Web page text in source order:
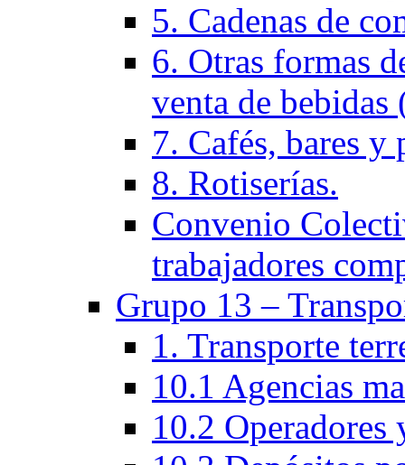
5. Cadenas de
6. Otras formas
venta de bebidas
7. Cafés, bares y
8. Rotiserías.
Convenio
trabajadores
Grupo 13 –
1. Transporte
10.1 Agencias
10.2 Operadores